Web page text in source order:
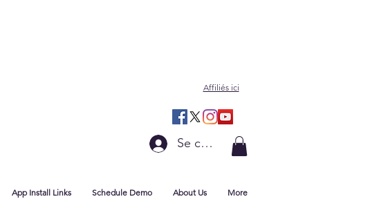
Affiliés ici
Se connecter
App Install Links Schedule Demo About Us More